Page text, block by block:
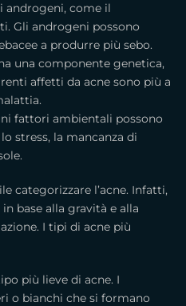
androgeni, come il
Gli androgeni possono
a produrre più sebo.
ha una componente genetica,
affetti da acne sono più a
fattori ambientali possono
stress, la mancanza di
categorizzare l’acne. Infatti,
base alla gravità e alla
I tipi di acne più
più lieve di acne. I
o bianchi che si formano